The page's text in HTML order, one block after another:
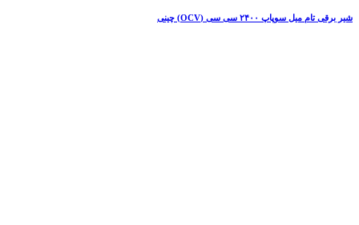
شیر برقی تام میل سوپاپ ۲۴۰۰ سی سی (OCV) چینی